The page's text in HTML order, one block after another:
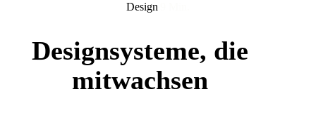
Design
Designsysteme, die
mitwachsen